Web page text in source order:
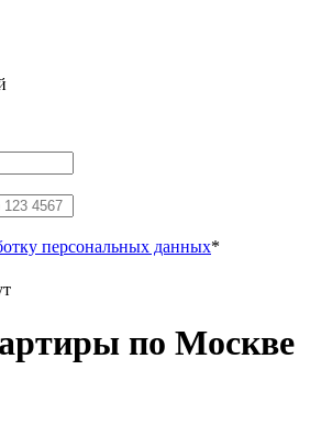
персональных данных*
по Москве